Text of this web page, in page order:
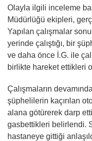
Olayla ilgili inceleme
Müdürlüğü ekipleri,
Yapılan çalışmalar
yerinde çalıştığı, bir
ve daha önce İ.G. ile
birlikte hareket ettikleri
Çalışmaların
şüphelilerin kaçırılan
alana götürerek darp
gasbettikleri belirlendi.
hastaneye gittiği